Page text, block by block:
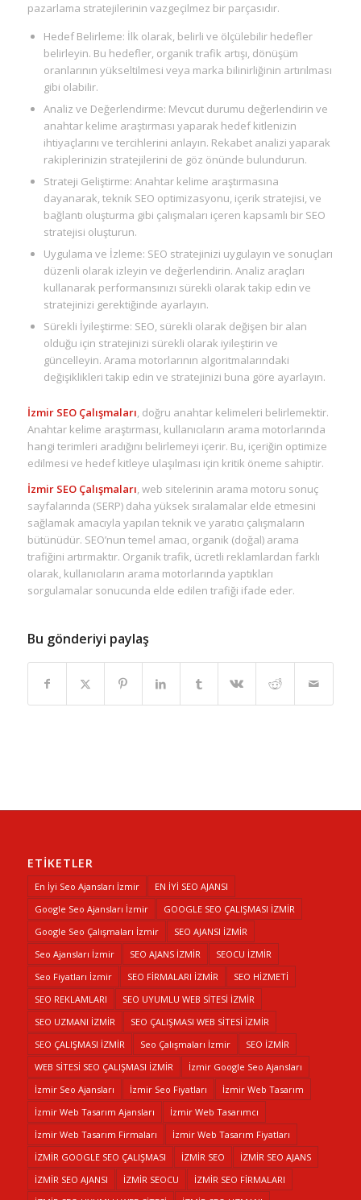
pazarlama stratejilerinin vazgeçilmez bir parçasıdır.
Hedef Belirleme: İlk olarak, belirli ve ölçülebilir hedefler
belirleyin. Bu hedefler, organik trafik artışı, dönüşüm
oranlarının yükseltilmesi veya marka bilinirliğinin artırılması
gibi olabilir.
Analiz ve Değerlendirme: Mevcut durumu değerlendirin ve
anahtar kelime araştırması yaparak hedef kitlenizin
ihtiyaçlarını ve tercihlerini anlayın. Rekabet analizi yaparak
rakiplerinizin stratejilerini de göz önünde bulundurun.
Strateji Geliştirme: Anahtar kelime araştırmasına
dayanarak, teknik SEO optimizasyonu, içerik stratejisi, ve
bağlantı oluşturma gibi çalışmaları içeren kapsamlı bir SEO
stratejisi oluşturun.
Uygulama ve İzleme: SEO stratejinizi uygulayın ve sonuçları
düzenli olarak izleyin ve değerlendirin. Analiz araçları
kullanarak performansınızı sürekli olarak takip edin ve
stratejinizi gerektiğinde ayarlayın.
Sürekli İyileştirme: SEO, sürekli olarak değişen bir alan
olduğu için stratejinizi sürekli olarak iyileştirin ve
güncelleyin. Arama motorlarının algoritmalarındaki
değişiklikleri takip edin ve stratejinizi buna göre ayarlayın.
İzmir SEO Çalışmaları, doğru anahtar kelimeleri belirlemektir.
Anahtar kelime araştırması, kullanıcıların arama motorlarında
hangi terimleri aradığını belirlemeyi içerir. Bu, içeriğin optimize
edilmesi ve hedef kitleye ulaşılması için kritik öneme sahiptir.
İzmir SEO Çalışmaları, web sitelerinin arama motoru sonuç
sayfalarında (SERP) daha yüksek sıralamalar elde etmesini
sağlamak amacıyla yapılan teknik ve yaratıcı çalışmaların
bütünüdür. SEO’nun temel amacı, organik (doğal) arama
trafiğini artırmaktır. Organik trafik, ücretli reklamlardan farklı
olarak, kullanıcıların arama motorlarında yaptıkları
sorgulamalar sonucunda elde edilen trafiği ifade eder.
Bu gönderiyi paylaş
ETIKETLER
En İyi Seo Ajansları İzmir
EN İYİ SEO AJANSI
Google Seo Ajansları İzmir
GOOGLE SEO ÇALIŞMASI İZMİR
Google Seo Çalışmaları İzmir
SEO AJANSI İZMİR
Seo Ajansları İzmir
SEO AJANS İZMİR
SEOCU İZMİR
Seo Fiyatları İzmir
SEO FİRMALARI İZMİR
SEO HİZMETİ
SEO REKLAMLARI
SEO UYUMLU WEB SİTESİ İZMİR
SEO UZMANI İZMİR
SEO ÇALIŞMASI WEB SİTESİ İZMİR
SEO ÇALIŞMASI İZMİR
Seo Çalışmaları İzmir
SEO İZMİR
WEB SİTESİ SEO ÇALIŞMASI İZMİR
İzmir Google Seo Ajansları
İzmir Seo Ajansları
İzmir Seo Fiyatları
İzmir Web Tasarım
İzmir Web Tasarım Ajansları
İzmir Web Tasarımcı
İzmir Web Tasarım Firmaları
İzmir Web Tasarım Fiyatları
İZMİR GOOGLE SEO ÇALIŞMASI
İZMİR SEO
İZMİR SEO AJANS
İZMİR SEO AJANSI
İZMİR SEOCU
İZMİR SEO FİRMALARI